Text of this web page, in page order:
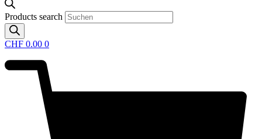
Products search
CHF 0.00 0